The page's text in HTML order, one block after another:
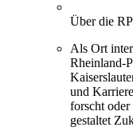
Über die
Als Ort
Rheinland-
und
forscht
gestaltet